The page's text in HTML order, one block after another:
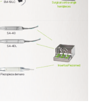
EM-19 LC
SA-40 L
SA-40
Surgical contra-angle
handpieces
Insertos Piezomed
Piezo pieza de mano